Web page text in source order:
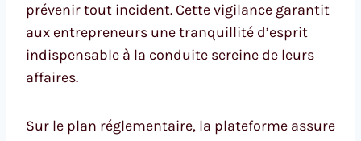
prévenir tout incident. Cette vigilance garantit
aux entrepreneurs une tranquillité d’esprit
indispensable à la conduite sereine de leurs
affaires.
Sur le plan réglementaire, la plateforme assure